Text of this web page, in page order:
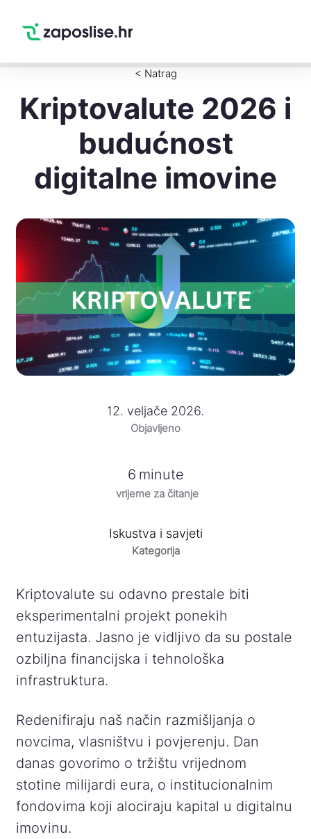
< Natrag
Kriptovalute 2026 i
budućnost
digitalne imovine
12. veljače 2026.
Objavljeno
vrijeme za čitanje
6 minute
Iskustva i savjeti
Kategorija
Kriptovalute su odavno prestale biti
eksperimentalni projekt ponekih
entuzijasta. Jasno je vidljivo da su postale
ozbiljna financijska i tehnološka
infrastruktura.
Redenifiraju naš način razmišljanja o
novcima, vlasništvu i povjerenju. Dan
danas govorimo o tržištu vrijednom
stotine milijardi eura, o institucionalnim
fondovima koji alociraju kapital u digitalnu
imovinu.
Swipe Match Chat
Google Play